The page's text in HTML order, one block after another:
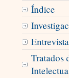
Índice
Tratados